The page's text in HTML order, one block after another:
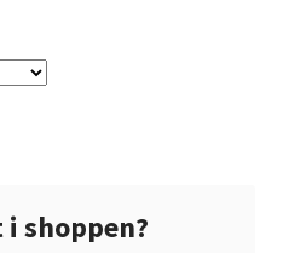
shoppen?